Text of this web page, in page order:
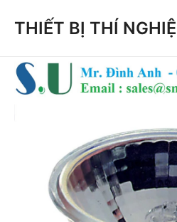
THIẾT BỊ THÍ